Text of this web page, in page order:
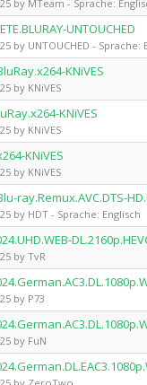
by MTeam - Sprache:
UNTOUCHED
by UNTOUCHED - Sprache:
KNiVES
by KNiVES
KNiVES
by KNiVES
KNiVES
by KNiVES
ray.Remux.AVC.DTS-
by HDT - Sprache: Englisch
by TvR
by P73
by FuN